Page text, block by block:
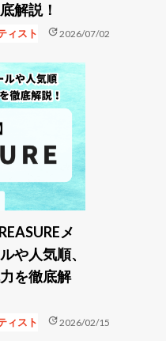
解説！
ィスト update2026/07/02
メ
や人気順、
を徹底解
ィスト update2026/02/15